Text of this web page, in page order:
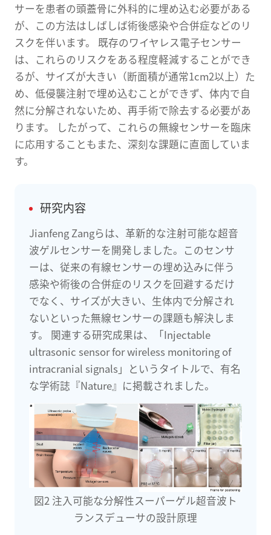
サーを患者の頭蓋骨に外科的に埋め込む必要がある
が、この方法はしばしば術後感染や合併症などのリ
スクを伴います。 既存のワイヤレス電子センサー
は、これらのリスクをある程度軽減することができ
るが、サイズが大きい（断面積が通常1cm2以上）た
め、低侵襲注射で埋め込むことができず、体内で自
然に分解されないため、再手術で除去する必要があ
ります。 したがって、これらの無線センサーを臨床
に応用することもまた、深刻な課題に直面していま
す。
研究内容
Jianfeng Zangらは、革新的な注射可能な超音
波ゲルセンサーを開発しました。このセンサ
ーは、従来の有線センサーの埋め込みに伴う
感染や術後の合併症のリスクを回避するだけ
でなく、サイズが大きい、生体内で分解され
ないといった無線センサーの課題も解決しま
す。 関連する研究成果は、「Injectable
ultrasonic sensor for wireless monitoring of
intracranial signals」というタイトルで、有名
な学術誌『Nature』に掲載されました。
図2 注入可能な分解性スーパーゲル超音波ト
ランスデューサの設計原理